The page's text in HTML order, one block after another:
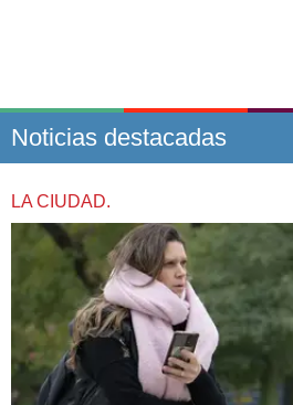
Noticias destacadas
LA CIUDAD.